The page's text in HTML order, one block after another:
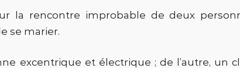
la rencontre improbable de deux
se marier.
excentrique et électrique ; de l’autre, un